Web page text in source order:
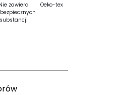
zawiera
substancji
Oeko-tex